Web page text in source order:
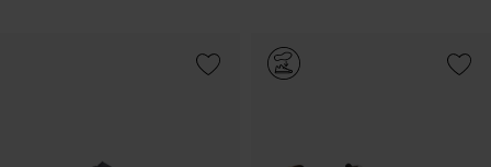
Add to Wishlist Add to